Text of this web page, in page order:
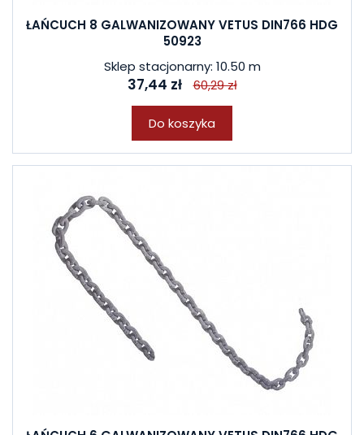
ŁAŃCUCH 8 GALWANIZOWANY VETUS DIN766 HDG
50923
Sklep stacjonarny: 10.50 m
37,44 zł 60,29 zł
Do koszyka